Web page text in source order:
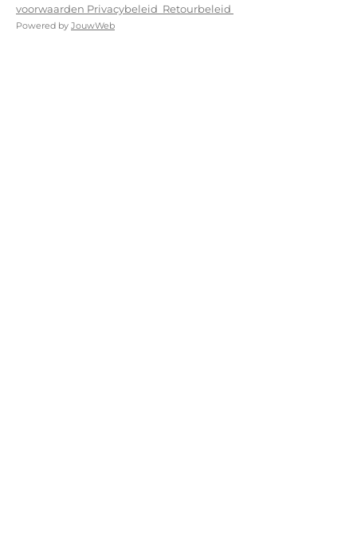
voorwaarden Privacybeleid Retourbeleid
Powered by JouwWeb